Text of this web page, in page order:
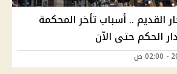
القديم .. أسباب تأخر المحكمة
الحكم حتى الآن